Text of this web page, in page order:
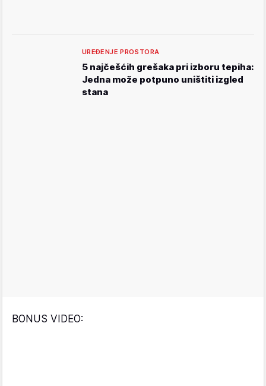
UREĐENJE PROSTORA
5 najčešćih grešaka pri izboru tepiha:
Jedna može potpuno uništiti izgled
stana
BONUS VIDEO: